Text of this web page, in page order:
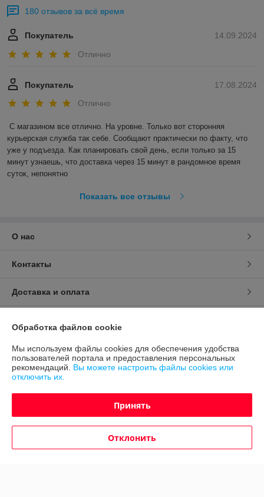
180 отзывов за всё время
14.09.2024
Покупатель
Отлично
17.08.2024
Покупатель
Отлично
С магазином все отлично. На уровне. Только вот сторонняя
курьерская служба так себе. Сообщают практически по факту, что
уже у подъезда. Как планировать свой день, если только за 15
минут узнаешь, что доставка через 15 минут в рандомное время
суток, непонятно
Показать все отзывы
О нас
Контакты
Доставка и оплата
Полная версия сайта
Политика обработки cookies
Сайт создан на платформе Deal.by
Обработка файлов cookie
Мы используем файлы cookies для обеспечения удобства
пользователей портала и предоставления персональных
рекомендаций. Вы можете настроить файлы cookies или
отключить их.
Принять
Отклонить